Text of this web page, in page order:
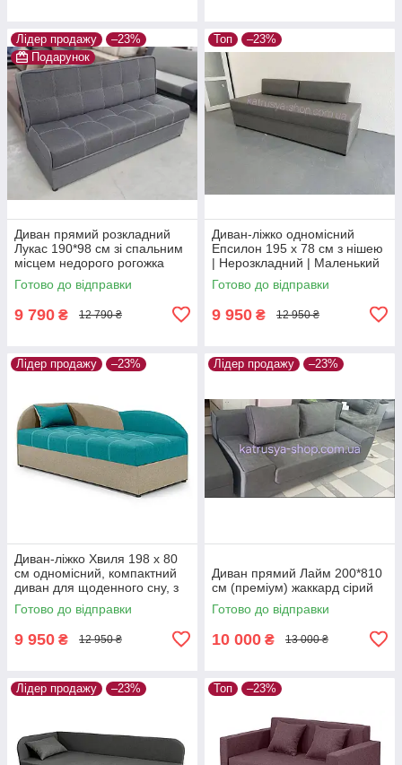
Лідер продажу
–23%
Подарунок
Диван прямий розкладний
Лукас 190*98 см зі спальним
місцем недорого рогожка
сірий
Готово до відправки
9 790 ₴ 12 790 ₴
Топ –23%
Диван-ліжко одномісний
Епсилон 195 х 78 см з нішею
| Нерозкладний | Маленький
диван для щоденного сну |
сірий
Готово до відправки
9 950 ₴ 12 950 ₴
Лідер продажу –23%
Диван-ліжко Хвиля 198 х 80
см одномісний, компактний
диван для щоденного сну, з
нішею, рогожка, аква з
карамеллю, лівий
Готово до відправки
9 950 ₴ 12 950 ₴
Лідер продажу –23%
Диван прямий Лайм 200*810
см (преміум) жаккард сірий
Готово до відправки
10 000 ₴ 13 000 ₴
Лідер продажу –23% Топ –23%